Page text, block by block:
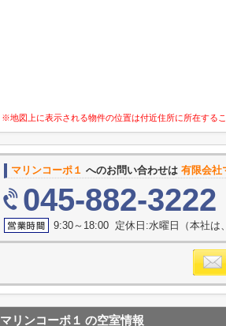
※地図上に表示される物件の位置は付近住所に所在する
マリンコーポ１ へのお問い合わせは 有限会社
045-882-3222
9:30～18:00 定休日:水曜日（本社は
マリンコーポ１ の空室情報